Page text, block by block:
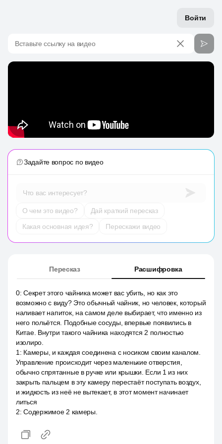
Войти
Вставьте ссылку на видео
Задайте вопрос по видео
Что вас интересует?
О чем это видео?
Дай краткий пересказ
Какая основная идея?
Перескажи видео
Пересказ Расшифровка
0:Секрет этого чайника может вас убить, но как это
возможно с виду? Это обычный чайник, но человек, который
наливает напиток, на самом деле выбирает, что именно из
него польётся. Подобные сосуды, впервые появились в
Китае. Внутри такого чайника находятся 2 полностью
изолиро.
1 : Камеры, и каждая соединена с носиком своим каналом.
Управление происходит через маленькие отверстия,
обычно спрятанные в ручке или крышки. Если 1 из них
закрыть пальцем в эту камеру перестаёт поступать воздух,
и жидкость из неё не вытекает, в этот момент начинает
литься
2:Содержимое 2 камеры.